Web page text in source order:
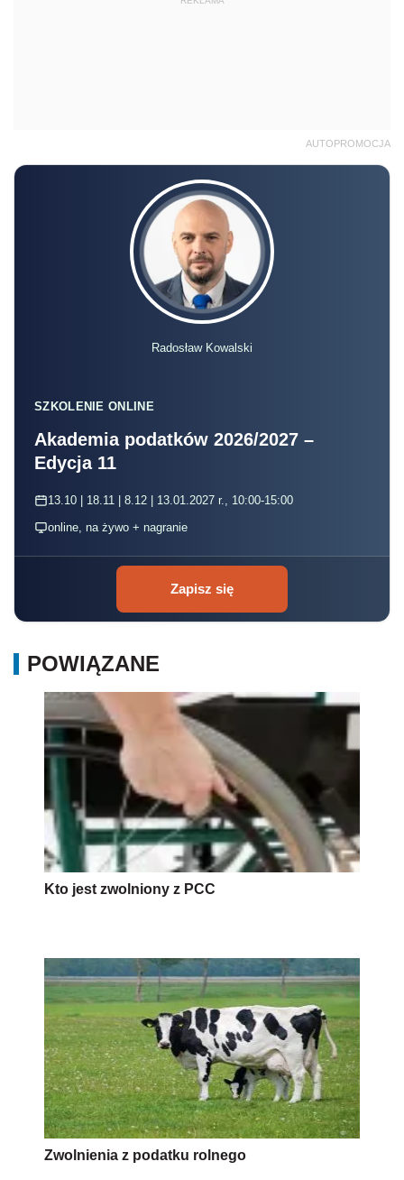
AUTOPROMOCJA
Radosław Kowalski
SZKOLENIE ONLINE
Akademia podatków 2026/2027 –
Edycja 11
13.10 | 18.11 | 8.12 | 13.01.2027 r., 10:00-15:00
online, na żywo + nagranie
Zapisz się
POWIĄZANE
Kto jest zwolniony z PCC
Zwolnienia z podatku rolnego